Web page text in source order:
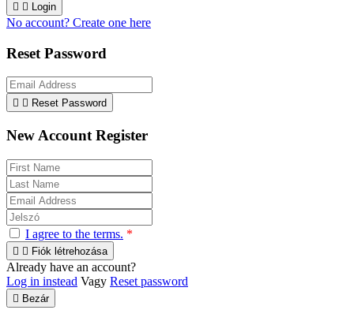
  Login
No account? Create one here
Reset Password
  Reset Password
New Account Register
I agree to the terms. *
  Fiók létrehozása
Already have an account?
Log in instead Vagy Reset password
 Bezár